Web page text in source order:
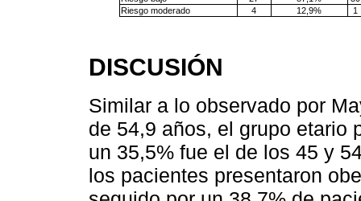
Riesgo moderado
4 12,9% 1
DISCUSIÓN
Similar a lo observado por
de 54,9 años, el grupo etario
un 35,5% fue el de los 45 y
los pacientes presentaron